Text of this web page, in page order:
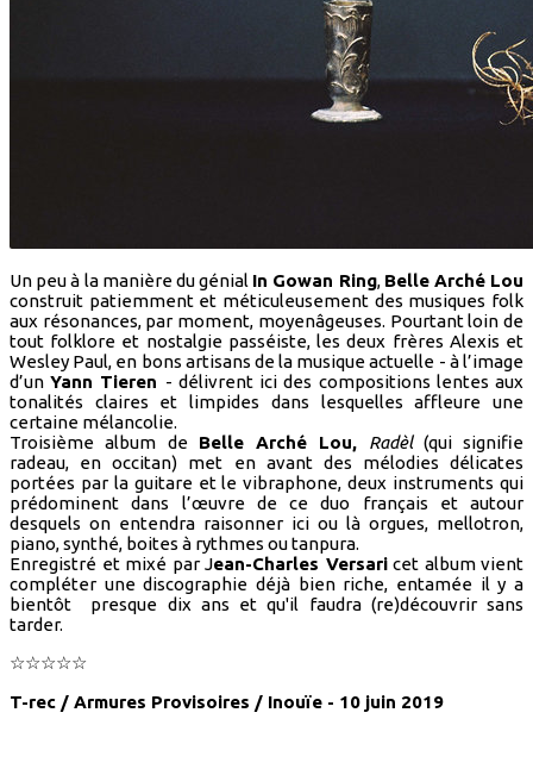
Un peu à la manière du génial In Gowan Ring, Belle Arché Lou
construit patiemment et méticuleusement des musiques folk
aux résonances, par moment, moyenâgeuses. Pourtant loin de
tout folklore et nostalgie passéiste, les deux frères Alexis et
Wesley Paul, en bons artisans de la musique actuelle - à l’image
d’unYann Tieren - délivrent ici des compositions lentes aux
tonalités claires et limpides dans lesquelles affleure une
certaine mélancolie.
Troisième album de Belle Arché Lou, Radèl (qui signifie
radeau, en occitan) met en avant des mélodies délicates
portées par la guitare et le vibraphone, deux instruments qui
prédominent dans l’œuvre de ce duo français et autour
desquels on entendra raisonner ici ou là orgues, mellotron,
piano, synthé, boites à rythmes ou tanpura.
Enregistré et mixé par Jean-Charles Versaricet album vient
compléter une discographie déjà bien riche, entamée il y a
bientôt presque dix ans et qu'il faudra (re)découvrir sans
tarder.
☆☆☆☆☆
T-rec / Armures Provisoires / Inouïe - 10 juin 2019